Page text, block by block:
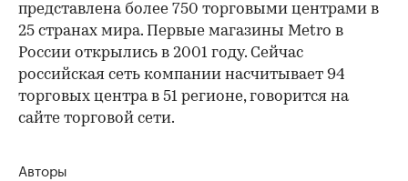
представлена более 750 торговыми центрами в
25 странах мира. Первые магазины Metro в
России открылись в 2001 году. Сейчас
российская сеть компании насчитывает 94
торговых центра в 51 регионе, говорится на
сайте торговой сети.
Авторы